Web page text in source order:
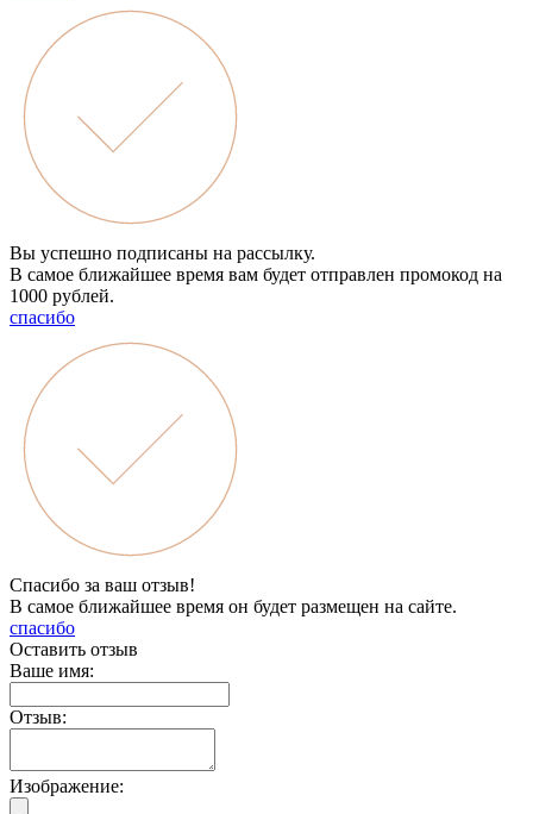
Вы успешно подписаны на рассылку.
В самое ближайшее время вам будет отправлен промокод на
1000 рублей.
спасибо
Спасибо за ваш отзыв!
В самое ближайшее время он будет размещен на сайте.
спасибо
Оставить отзыв
Ваше имя:
Отзыв:
Изображение: